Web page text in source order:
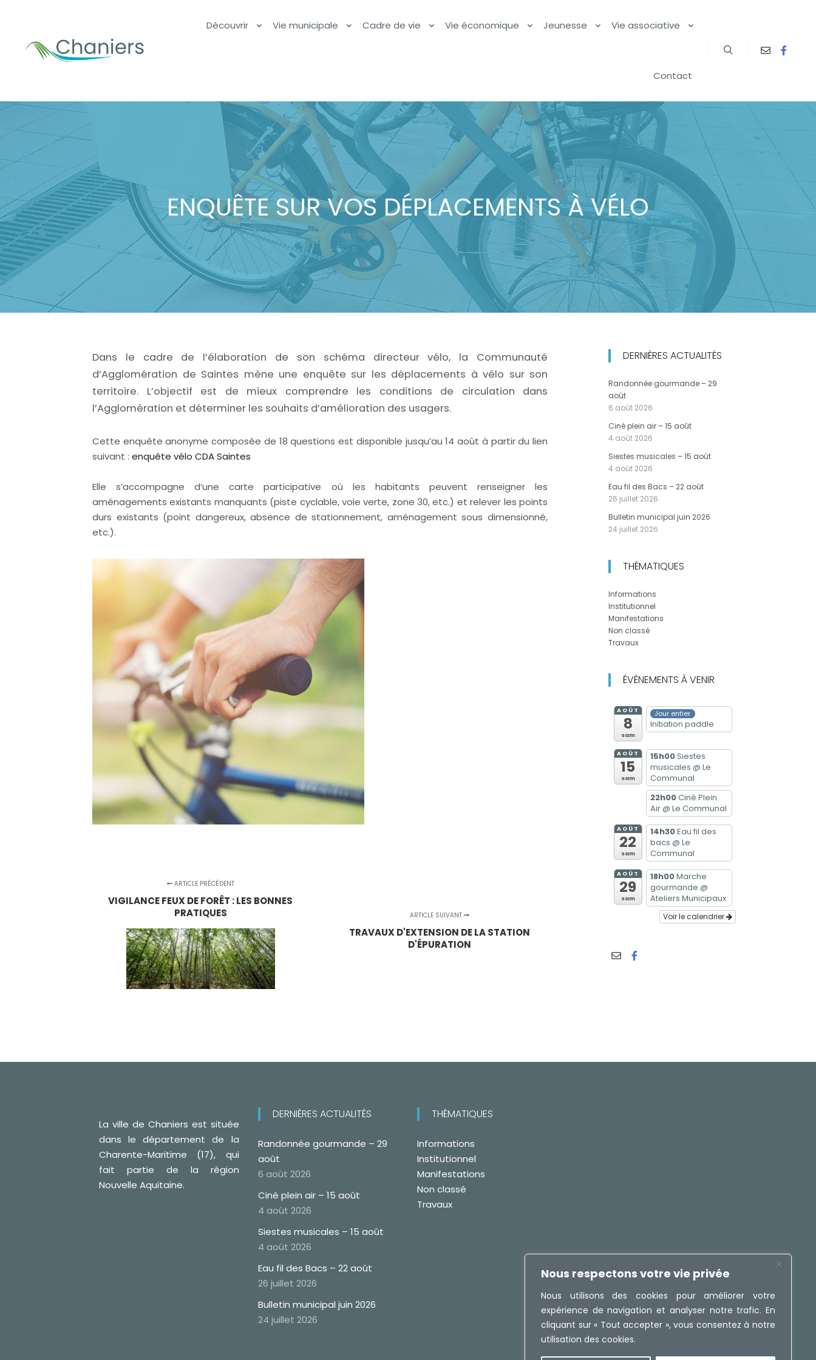
Nous respectons votre vie privée
Nous utilisons des cookies pour améliorer votre
expérience de navigation et analyser notre trafic. En
cliquant sur « Tout accepter », vous consentez à notre
utilisation des cookies.
Découvrir Vie municipale Cadre de vie Vie économique Jeunesse Vie associative
Contact
ENQUÊTE SUR VOS DÉPLACEMENTS À VÉLO
Dans le cadre de l’élaboration de son schéma directeur vélo, la Communauté
d’Agglomération de Saintes mène une enquête sur les déplacements à vélo sur son
territoire. L’objectif est de mieux comprendre les conditions de circulation dans
l’Agglomération et déterminer les souhaits d’amélioration des usagers.
Cette enquête anonyme composée de 18 questions est disponible jusqu’au 14 août à partir du lien
suivant : enquête vélo CDA Saintes
Elle s’accompagne d’une carte participative où les habitants peuvent renseigner les
aménagements existants manquants (piste cyclable, voie verte, zone 30, etc.) et relever les points
durs existants (point dangereux, absence de stationnement, aménagement sous dimensionné,
etc.).
ARTICLE PRÉCÉDENT
VIGILANCE FEUX DE FORÊT : LES BONNES
PRATIQUES
ARTICLE SUIVANT
TRAVAUX D'EXTENSION DE LA STATION
D'ÉPURATION
DERNIÈRES ACTUALITÉS
Randonnée gourmande – 29
août
6 août 2026
Ciné plein air – 15 août
4 août 2026
Siestes musicales – 15 août
4 août 2026
Eau fil des Bacs – 22 août
26 juillet 2026
Bulletin municipal juin 2026
24 juillet 2026
THÉMATIQUES
Informations
Institutionnel
Manifestations
Non classé
Travaux
ÉVÈNEMENTS À VENIR
AOÛT
8
sam
Jour entier
Initiation paddle
AOÛT
15
sam
15h00Siestes
musicales @ Le
Communal
22h00Ciné Plein
Air @ Le Communal
AOÛT
22
sam
14h30Eau fil des
bacs @ Le
Communal
AOÛT
29
sam
18h00Marche
gourmande @
Ateliers Municipaux
Voir le calendrier
La ville de Chaniers est située
dans le département de la
Charente-Maritime (17), qui
fait partie de la région
Nouvelle Aquitaine.
DERNIÈRES ACTUALITÉS
Randonnée gourmande – 29
août
6 août 2026
Ciné plein air – 15 août
4 août 2026
Siestes musicales – 15 août
4 août 2026
Eau fil des Bacs – 22 août
26 juillet 2026
Bulletin municipal juin 2026
24 juillet 2026
THÉMATIQUES
Informations
Institutionnel
Manifestations
Non classé
Travaux